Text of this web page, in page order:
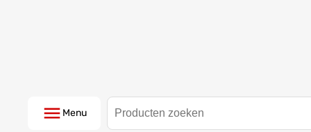
Menu